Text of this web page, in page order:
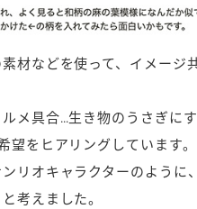
材などを使って、イメージ
メ具合…生き物のうさぎに
望をヒアリングしています。
リオキャラクターのよう
考えました。